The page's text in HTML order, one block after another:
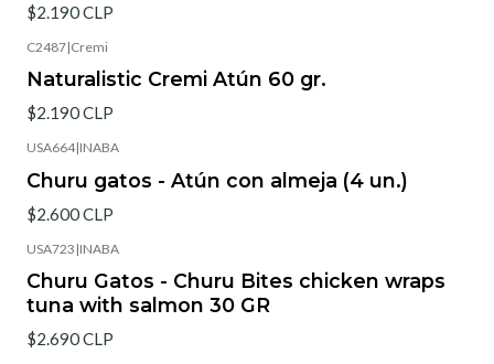
$2.190 CLP
C2487|Cremi
Naturalistic Cremi Atún 60 gr.
$2.190 CLP
USA664|INABA
Churu gatos - Atún con almeja (4 un.)
$2.600 CLP
USA723 |INABA
Churu Gatos - Churu Bites chicken wraps
tuna with salmon 30 GR
$2.690 CLP